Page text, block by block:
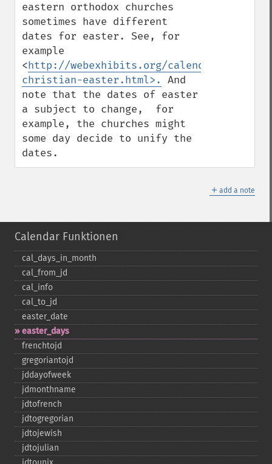
eastern orthodox churches
sometimes have different
dates for easter. See, for
example
<http://webexhibits.org/calendars/
christian-easter.html>.
And
note that the dates of easter
a subject to change,  for
example, the churches might
some day decide to unify the
dates.
＋ add a note
Calendar Funktionen
cal_​days_​in_​month
cal_​from_​jd
cal_​info
cal_​to_​jd
easter_​date
easter_​days
frenchtojd
gregoriantojd
jddayofweek
jdmonthname
jdtofrench
jdtogregorian
jdtojewish
jdtojulian